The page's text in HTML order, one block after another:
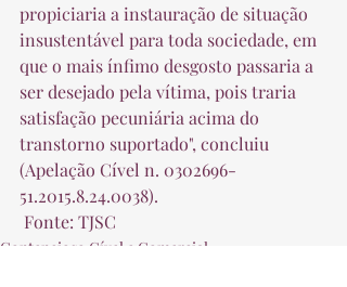
propiciaria a instauração de situação
insustentável para toda sociedade, em
que o mais ínfimo desgosto passaria a
ser desejado pela vítima, pois traria
satisfação pecuniária acima do
transtorno suportado", concluiu
(Apelação Cível n. 0302696-
51.2015.8.24.0038).
Fonte: TJSC
Contencioso Cível e Comercial